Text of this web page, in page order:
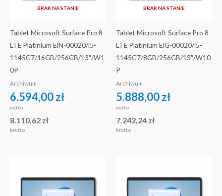
BRAK NA STANIE
Tablet Microsoft Surface Pro 8
LTE Platinium EIN-00020/i5-
1145G7/16GB/256GB/13″/W1
0P
Archiwum
6.594,00zł
netto
8.110,62 zł
brutto
BRAK NA STANIE
Tablet Microsoft Surface Pro 8
LTE Platinium EIG-00020/i5-
1145G7/8GB/256GB/13″/W10
P
Archiwum
5.888,00zł
netto
7.242,24 zł
brutto